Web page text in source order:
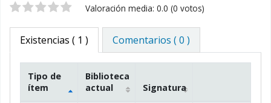
Valoración Valoración media: 0.0 (0 votos)
Existencias ( 1 ) Comentarios ( 0 )
Tipo de
ítem
Biblioteca
actual
Signatura